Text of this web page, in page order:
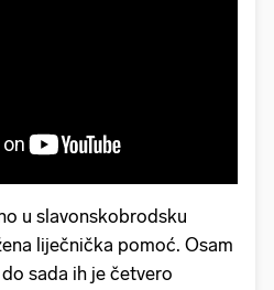
u slavonskobrodsku
liječnička pomoć. Osam
sada ih je četvero